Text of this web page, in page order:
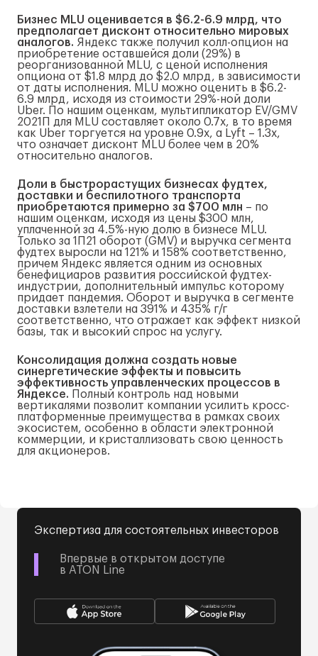
Бизнес MLU оценивается в $6.2-6.9 млрд, что
предполагает дисконт относительно мировых
аналогов. Яндекс также получил колл-опцион на
приобретение оставшейся доли (29%) в
реорганизованной MLU, с ценой исполнения
опциона от $1.8 млрд до $2.0 млрд, в зависимости
от даты исполнения. MLU можно оценить в $6.2-
6.9 млрд, исходя из стоимости 29%-ной доли
Uber. По нашим оценкам, мультипликатор EV/GMV
2021П для MLU составляет около 0.7x, в то время
как Uber торгуется на уровне 0.9x, а Lyft – 1.3x,
что означает дисконт MLU более чем в 20%
относительно аналогов.
Доли в быстрорастущих бизнесах фудтех,
доставки и беспилотного транспорта
приобретаются примерно за $700 млн – по
нашим оценкам, исходя из цены $300 млн,
уплаченной за 4.5%-ную долю в бизнесе MLU.
Только за 1П21 оборот (GMV) и выручка сегмента
фудтех выросли на 121% и 158% соответственно,
причем Яндекс является одним из основных
бенефициаров развития российской фудтех-
индустрии, дополнительный импульс которому
придает пандемия. Оборот и выручка в сегменте
доставки взлетели на 391% и 435% г/г
соответственно, что отражает как эффект низкой
базы, так и высокий спрос на услугу.
Консолидация должна создать новые
синергетические эффекты и повысить
эффективность управленческих процессов в
Яндексе. Полный контроль над новыми
вертикалями позволит компании усилить кросс-
платформенные преимущества в рамках своих
экосистем, особенно в области электронной
коммерции, и кристаллизовать свою ценность
для акционеров.
Экспертиза для состоятельных инвесторов
Впервые в открытом доступе
в ATON Line